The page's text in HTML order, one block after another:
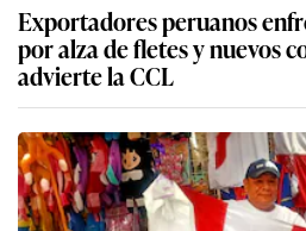
Exportadores peruanos
por alza de fletes y nuevos
advierte la CCL